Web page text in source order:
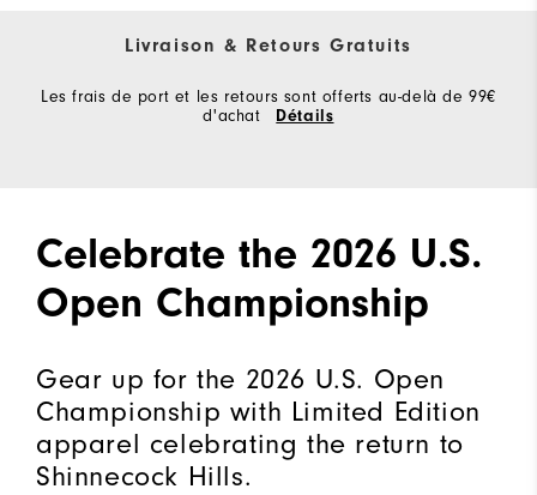
Livraison & Retours Gratuits
Les frais de port et les retours sont offerts au-delà de 99€
d'achat
Détails
Celebrate the 2026 U.S.
Open Championship
Gear up for the 2026 U.S. Open
Championship with Limited Edition
apparel celebrating the return to
Shinnecock Hills.